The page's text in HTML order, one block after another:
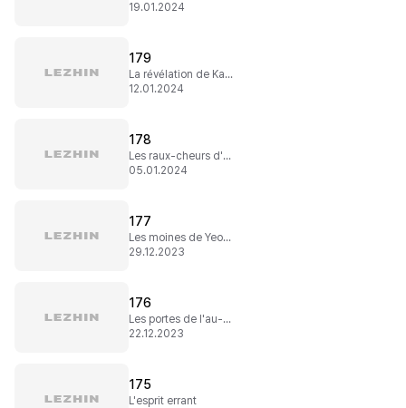
19.01.2024
179
La révélation de Kamisin
12.01.2024
178
Les raux-cheurs d'âmes
05.01.2024
177
Les moines de Yeonggung
29.12.2023
176
Les portes de l'au-delà
22.12.2023
175
L'esprit errant